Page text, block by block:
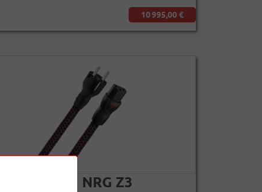
10 995,00 €
CA : NRG Z3